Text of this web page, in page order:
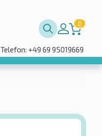
0
Telefon: +49 69 95019669